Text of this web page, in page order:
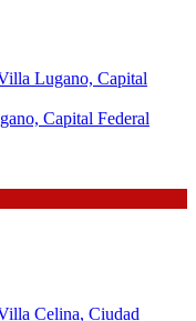
Capital Federal